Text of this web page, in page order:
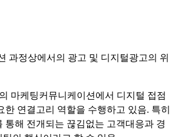
과정상에서의 광고 및 디지털광고의 위
마케팅커뮤니케이션에서 디지털 접점
한 연결고리 역할을 수행하고 있음. 특히
통해 전개되는 끊김없는 고객대응과 경